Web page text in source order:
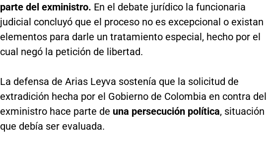
parte del exministro. En el debate jurídico la funcionaria
judicial concluyó que el proceso no es excepcional o existan
elementos para darle un tratamiento especial, hecho por el
cual negó la petición de libertad.
La defensa de Arias Leyva sostenía que la solicitud de
extradición hecha por el Gobierno de Colombia en contra del
exministro hace parte de una persecución política, situación
que debía ser evaluada.